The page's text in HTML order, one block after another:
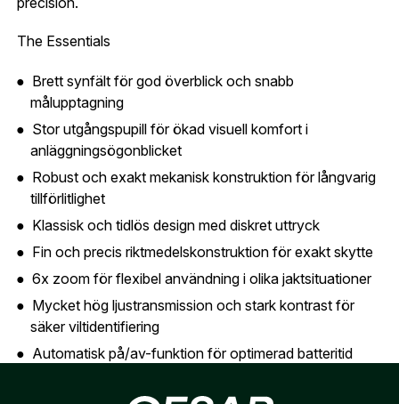
The Essentials
Brett synfält för god överblick och snabb
målupptagning
Stor utgångspupill för ökad visuell komfort i
anläggningsögonblicket
Robust och exakt mekanisk konstruktion för långvarig
tillförlitlighet
Klassisk och tidlös design med diskret uttryck
Fin och precis riktmedelskonstruktion för exakt skytte
6x zoom för flexibel användning i olika jaktsituationer
Mycket hög ljustransmission och stark kontrast för
säker viltidentifiering
Automatisk på/av-funktion för optimerad batteritid
Fortis 6 är utvecklad för att fungera i alla jaktformer:
Skapa konto och handla enklare
Är du företag eller förening?Med ett eget
konto hos oss får du snabbare utcheckning,
översikt över dina beställningar och sparade
uppgifter.
oss så hjälper vi dig att skapa ett konto.
Skapa konto
Ort:*
Telefon:
Land:*
E-post: * (kommer bli ditt användarnamn)
Verifiera e-post:
Jag godkänner att mina uppgifter sparas enligt
integritetspolicyn
Bevaka